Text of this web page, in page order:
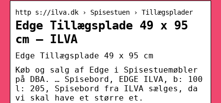
http s://ilva.dk › Spisestuen › Tillægsplader
Edge Tillægsplade 49 x 95
cm – ILVA
Edge Tillægsplade 49 x 95 cm
Køb og salg af Edge i Spisestuemøbler
på DBA. … Spisebord, EDGE ILVA, b: 100
l: 205, Spisebord fra ILVA sælges, da
vi skal have et større et.